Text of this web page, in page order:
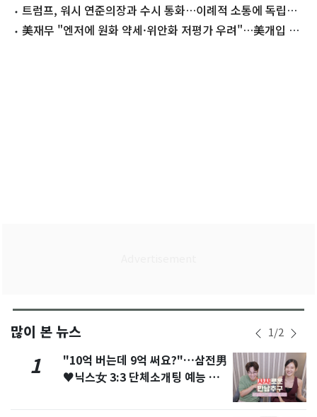
박"트럼프, 워시 연준의장과 수시 통화…이례적 소통에 독립성
논란美재무 "엔저에 원화 약세·위안화 저평가 우려"…美개입 설
많이 본 뉴스 1/2
1
"10억 버는데 9억 써요?"…삼전男
♥닉스女 3:3 단체소개팅 예능 화